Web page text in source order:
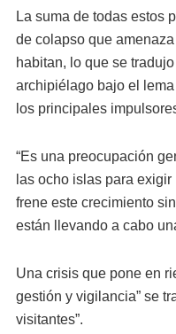
La suma de todas estos
de colapso que
habitan, lo que se
archipiélago bajo el
los principales
“Es una preocupación
las ocho islas para
frene este crecimiento
están llevando a cabo
Una crisis que pone en
gestión y vigilancia” se
visitantes”.